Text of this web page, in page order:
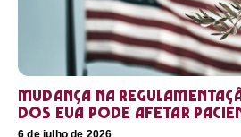
Mudança na
dos EUA pode afetar
6 de julho de 2026